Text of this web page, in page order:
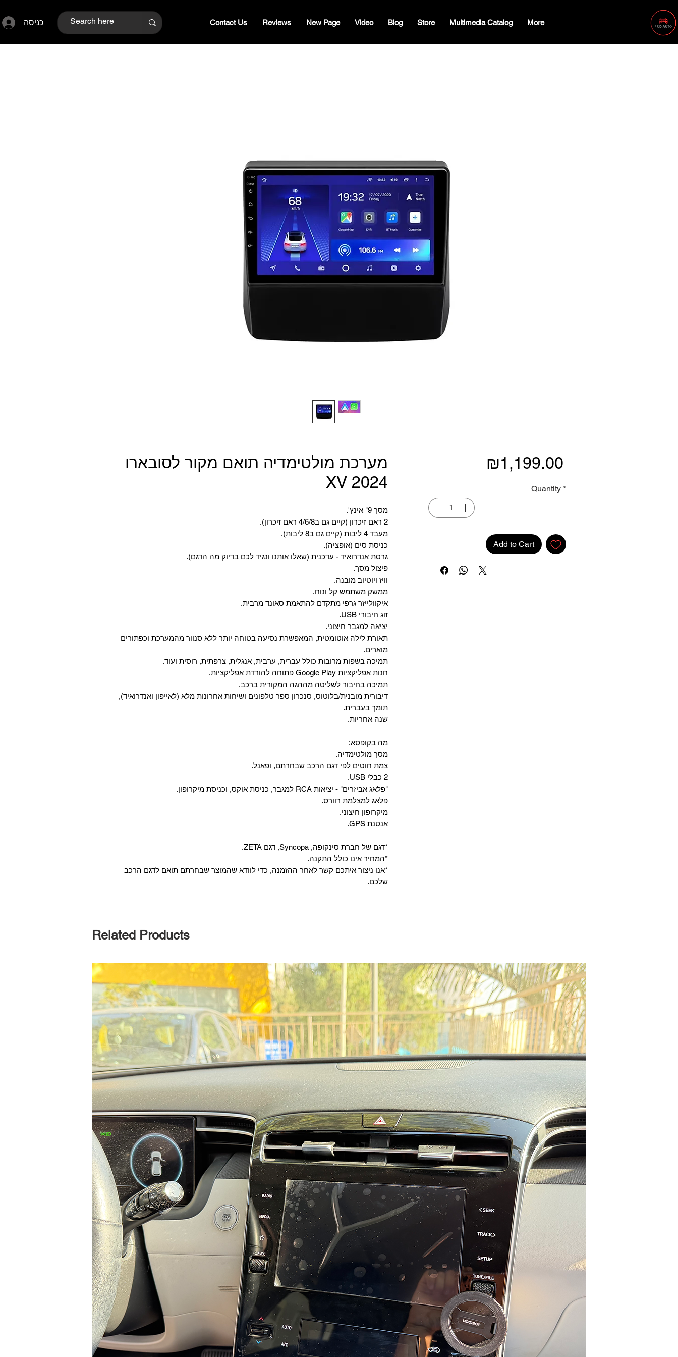
כניסה Contact Us Reviews New Page Video Blog Store Multimedia Catalog More
מערכת מולטימדיה תואם מקור לסובארו
XV 2024
מסך 9" אינץ'.
2 ראם זיכרון (קיים גם ב4/6/8 ראם זיכרון).
מעבד 4 ליבות (קיים גם ב8 ליבות).
כניסת סים (אופציה).
גרסת אנדרואיד - עדכנית (שאלו אותנו ונגיד לכם בדיוק מה הדגם).
פיצול מסך.
וויז ויוטיוב מובנה.
ממשק משתמש קל ונוח.
איקוולייזר גרפי מתקדם להתאמת סאונד מרבית.
זוג חיבורי USB.
יציאה למגבר חיצוני.
תאורת לילה אוטומטית, המאפשרת נסיעה בטוחה יותר ללא סנוור מהמערכת וכפתורים
מוארים.
תמיכה בשפות מרובות כולל עברית, ערבית, אנגלית, צרפתית, רוסית ועוד.
‏חנות אפליקציות Google Play פתוחה להורדת אפליקציות.
‏תמיכה בחיבור לשליטה מההגה המקורית ברכב.
‏דיבורית מובנית/בלוטוס, ‏סנכרון ספר טלפונים ושיחות אחרונות מלא (לאייפון ואנדרואיד),
תומך בעברית.
שנה אחריות.
מה בקופסא:
מסך מולטימדיה.
צמת חוטים לפי דגם הרכב שבחרתם, ופאנל.
2 כבלי USB.
"פלאג אביזרים" - יציאות RCA למגבר, כניסת אוקס, וכניסת מיקרופון.
פלאג למצלמת רוורס.
מיקרופון חיצוני.
אנטנת GPS.
*דגם של חברת סינקופה, Syncopa, דגם ZETA.
*המחיר אינו כולל התקנה.
*אנו ניצור איתכם קשר לאחר ההזמנה, כדי לוודא שהמוצר שבחרתם תואם לדגם הרכב
שלכם.
₪1,199.00
Quantity *
Add to Cart
Related Products